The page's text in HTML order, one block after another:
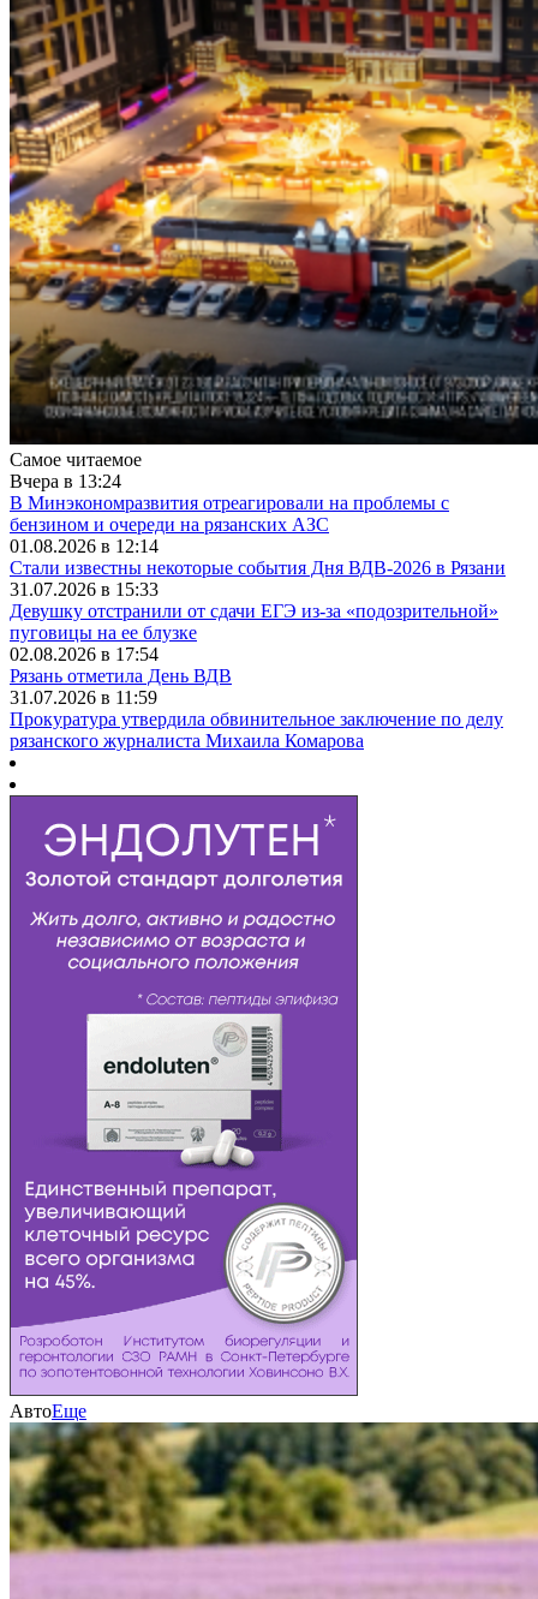
Самое читаемое
Вчера в 13:24
В Минэкономразвития отреагировали на проблемы с
бензином и очереди на рязанских АЗС
01.08.2026 в 12:14
Стали известны некоторые события Дня ВДВ-2026 в Рязани
31.07.2026 в 15:33
Девушку отстранили от сдачи ЕГЭ из-за «подозрительной»
пуговицы на ее блузке
02.08.2026 в 17:54
Рязань отметила День ВДВ
31.07.2026 в 11:59
Прокуратура утвердила обвинительное заключение по делу
рязанского журналиста Михаила Комарова
АвтоЕще